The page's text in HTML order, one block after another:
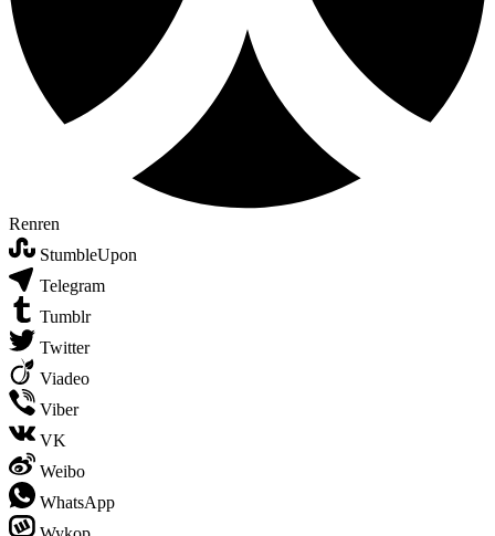
Renren
StumbleUpon
Telegram
Tumblr
Twitter
Viadeo
Viber
VK
Weibo
WhatsApp